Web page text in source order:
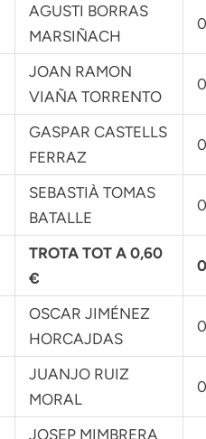
AGUSTI BORRAS
MARSIÑACH
JOAN RAMON
VIAÑA TORRENTO
GASPAR CASTELLS
FERRAZ
SEBASTIÀ TOMAS
BATALLE
TROTA TOT A 0,60
€
OSCAR JIMÉNEZ
HORCAJDAS
JUANJO RUIZ
MORAL
JOSEP MIMBRERA